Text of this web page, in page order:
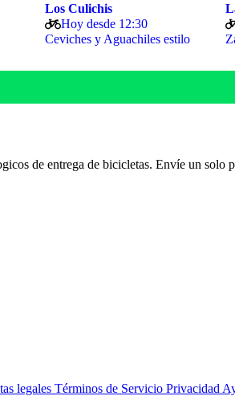
Los Culichis
Hoy desde 12:30
de entrega de bicicletas. Envíe un solo
legales Términos de Servicio Privacidad